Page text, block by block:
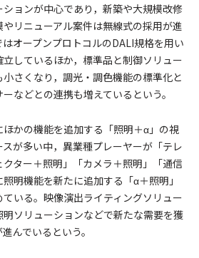
ョンが中心であり，新築や大規模改修
リニューアル案件は無線式の採用が進
オープンプロトコルのDALI規格を用い
しているほか，標準品と制御ソリュー
さくなり，調光・調色機能の標準化と
などとの連携も増えているという。
かの機能を追加する「照明＋α」の視
が多い中，異業種プレーヤーが「テレ
ター＋照明」「カメラ＋照明」「通信
明機能を新たに追加する「α＋照明」
いる。映像演出ライティングソリュー
ソリューションなどで新たな需要を獲
んでいるという。